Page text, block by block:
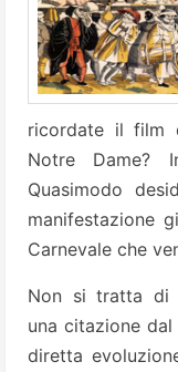
ricordate il film
Notre Dame?
Quasimodo
manifestazione
Carnevale che
Non si tratta di
una citazione
diretta